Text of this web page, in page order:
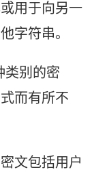
用于向另一
字符串。
类别的密
而有所不
文包括用户